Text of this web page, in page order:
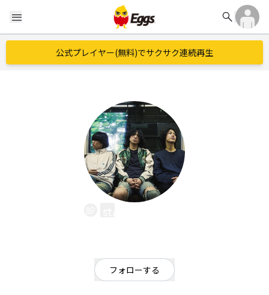
menu search
公式プレイヤー(無料)でサクサク連続再生
フォローする